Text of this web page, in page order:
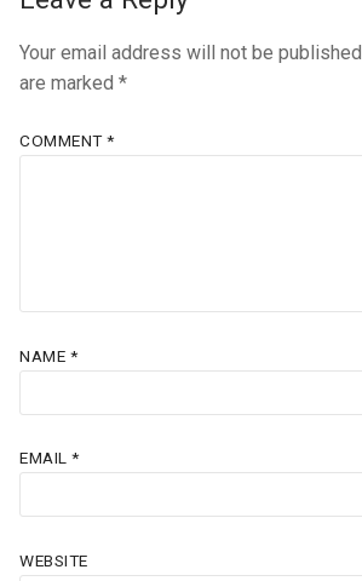
Your email address will not be published.
are marked *
COMMENT*
NAME *
EMAIL *
WEBSITE